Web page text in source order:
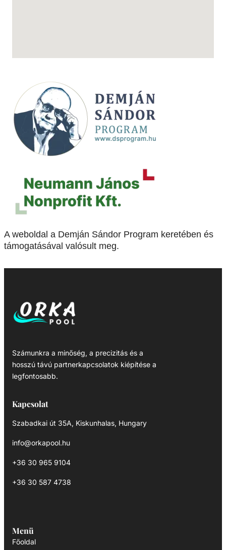
A weboldal a Demján Sándor Program keretében és
támogatásával valósult meg.
Számunkra a minőség, a precizitás és a
hosszú távú partnerkapcsolatok kiépítése a
legfontosabb.
Kapcsolat
Szabadkai út 35A, Kiskunhalas, Hungary
info@orkapool.hu
+36 30 965 9104
+36 30 587 4738
Menü
Főoldal